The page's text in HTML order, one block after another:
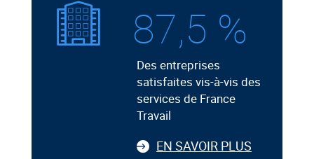
87,5 %
Des entreprises
satisfaites vis-à-vis des
services de France
Travail
EN SAVOIR PLUS